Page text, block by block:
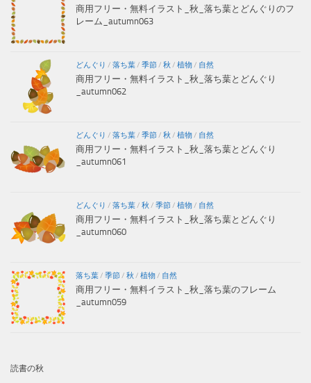
商用フリー・無料イラスト_秋_落ち葉とどんぐりのフ
レーム_autumn063
どんぐり / 落ち葉 / 季節 / 秋 / 植物 / 自然
商用フリー・無料イラスト_秋_落ち葉とどんぐり
_autumn062
どんぐり / 落ち葉 / 季節 / 秋 / 植物 / 自然
商用フリー・無料イラスト_秋_落ち葉とどんぐり
_autumn061
どんぐり / 落ち葉 / 秋 / 季節 / 植物 / 自然
商用フリー・無料イラスト_秋_落ち葉とどんぐり
_autumn060
落ち葉 / 季節 / 秋 / 植物 / 自然
商用フリー・無料イラスト_秋_落ち葉のフレーム
_autumn059
読書の秋